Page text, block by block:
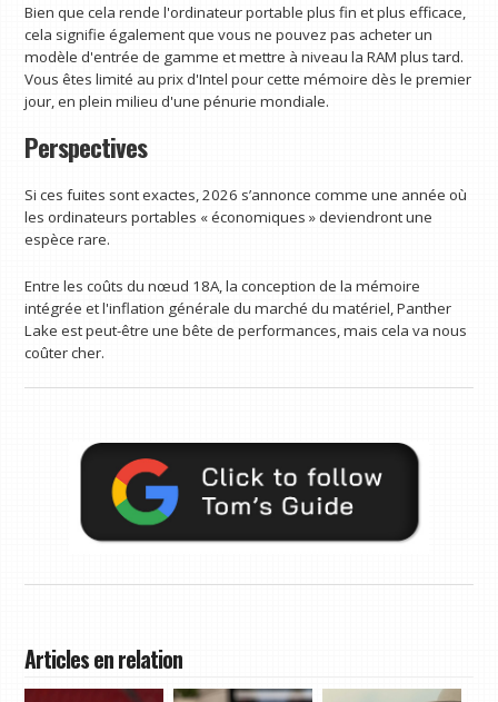
Bien que cela rende l'ordinateur portable plus fin et plus efficace,
cela signifie également que vous ne pouvez pas acheter un
modèle d'entrée de gamme et mettre à niveau la RAM plus tard.
Vous êtes limité au prix d'Intel pour cette mémoire dès le premier
jour, en plein milieu d'une pénurie mondiale.
Perspectives
Si ces fuites sont exactes, 2026 s’annonce comme une année où
les ordinateurs portables « économiques » deviendront une
espèce rare.
Entre les coûts du nœud 18A, la conception de la mémoire
intégrée et l'inflation générale du marché du matériel, Panther
Lake est peut-être une bête de performances, mais cela va nous
coûter cher.
Articles en relation